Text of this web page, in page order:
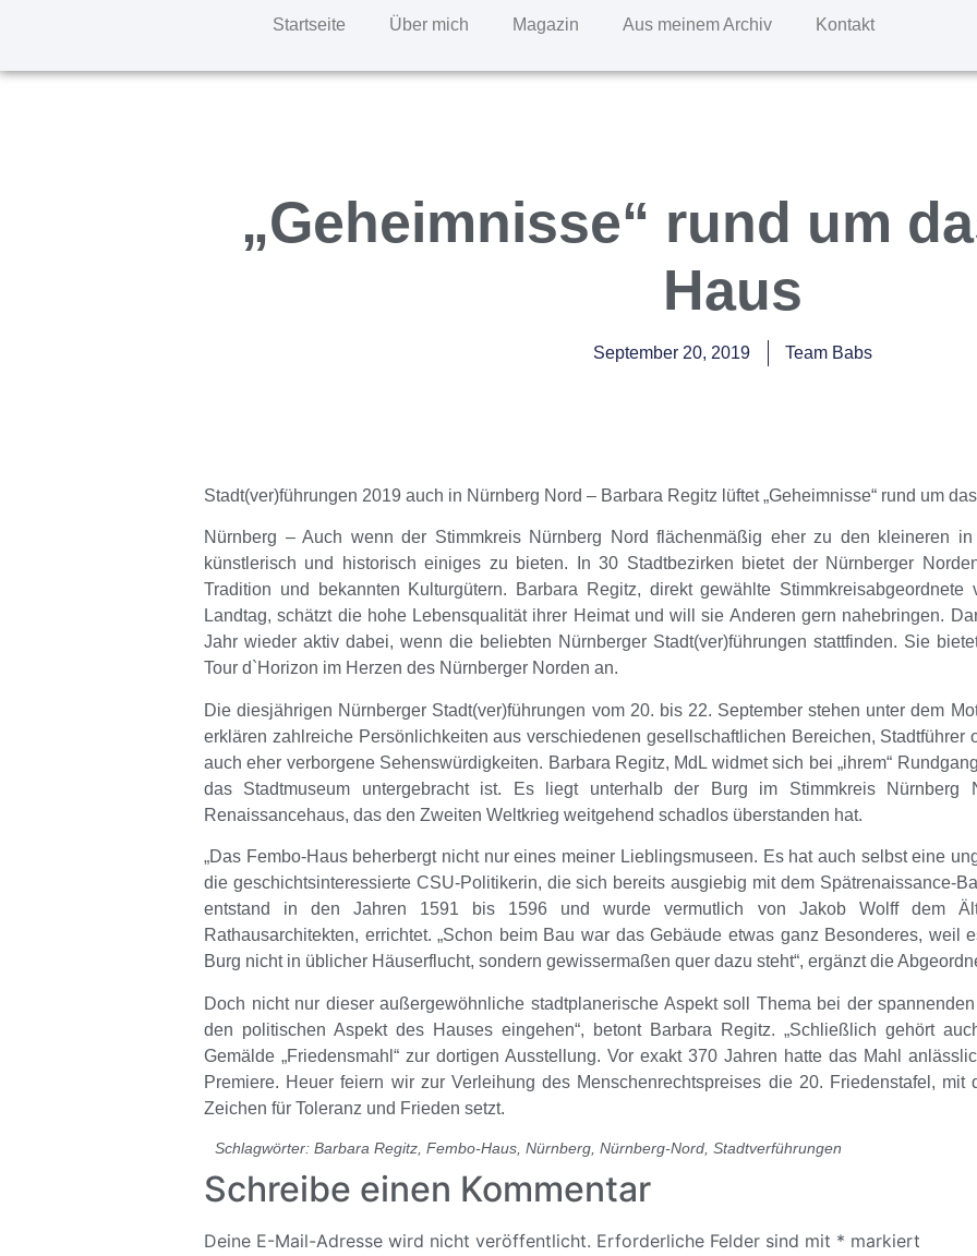
Startseite Über mich Magazin Aus meinem Archiv Kontakt
„Geheimnisse“ rund um
Haus
September 20, 2019 Team Babs
Stadt(ver)führungen 2019 auch in Nürnberg Nord – Barbara Regitz lüftet „Geheimnisse“ rund um
Nürnberg – Auch wenn der Stimmkreis Nürnberg Nord flächenmäßig eher zu den kleineren
künstlerisch und historisch einiges zu bieten. In 30 Stadtbezirken bietet der Nürnberger
Tradition und bekannten Kulturgütern. Barbara Regitz, direkt gewählte
Landtag, schätzt die hohe Lebensqualität ihrer Heimat und will sie Anderen gern nahebringen.
Jahr wieder aktiv dabei, wenn die beliebten Nürnberger Stadt(ver)führungen stattfinden. Sie
Tour d`Horizon im Herzen des Nürnberger Norden an.
Die diesjährigen Nürnberger Stadt(ver)führungen vom 20. bis 22. September stehen unter dem
erklären zahlreiche Persönlichkeiten aus verschiedenen gesellschaftlichen Bereichen, Stadtführer
auch eher verborgene Sehenswürdigkeiten. Barbara Regitz, MdL widmet sich bei „ihrem“
das Stadtmuseum untergebracht ist. Es liegt unterhalb der Burg im Stimmkreis
Renaissancehaus, das den Zweiten Weltkrieg weitgehend schadlos überstanden hat.
„Das Fembo-Haus beherbergt nicht nur eines meiner Lieblingsmuseen. Es hat auch selbst eine
die geschichtsinteressierte CSU-Politikerin, die sich bereits ausgiebig mit dem Spätrenaissance-
entstand in den Jahren 1591 bis 1596 und wurde vermutlich von Jakob Wolff dem
Rathausarchitekten, errichtet. „Schon beim Bau war das Gebäude etwas ganz Besonderes, weil
Burg nicht in üblicher Häuserflucht, sondern gewissermaßen quer dazu steht“, ergänzt die
Doch nicht nur dieser außergewöhnliche stadtplanerische Aspekt soll Thema bei der
den politischen Aspekt des Hauses eingehen“, betont Barbara Regitz. „Schließlich gehört
Gemälde „Friedensmahl“ zur dortigen Ausstellung. Vor exakt 370 Jahren hatte das Mahl
Premiere. Heuer feiern wir zur Verleihung des Menschenrechtspreises die 20. Friedenstafel, mit
Zeichen für Toleranz und Frieden setzt.
Schlagwörter: Barbara Regitz Fembo-Haus Nürnberg Nürnberg-Nord Stadtverführungen
Schreibe einen Kommentar
Deine E-Mail-Adresse wird nicht veröffentlicht. Erforderliche Felder sind mit * markiert